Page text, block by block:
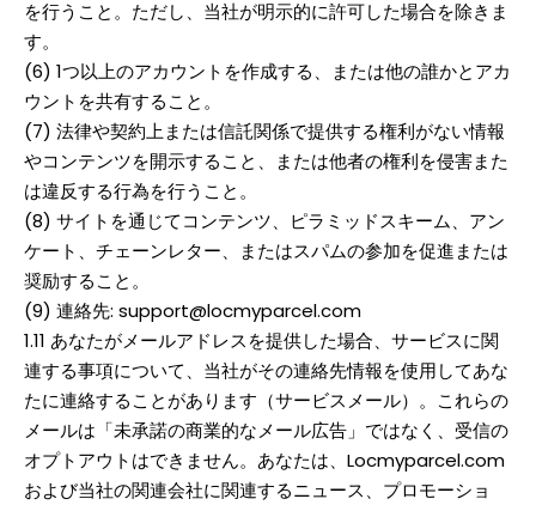
を行うこと。ただし、当社が明示的に許可した場合を除きま
す。
(6) 1つ以上のアカウントを作成する、または他の誰かとアカ
ウントを共有すること。
(7) 法律や契約上または信託関係で提供する権利がない情報
やコンテンツを開示すること、または他者の権利を侵害また
は違反する行為を行うこと。
(8) サイトを通じてコンテンツ、ピラミッドスキーム、アン
ケート、チェーンレター、またはスパムの参加を促進または
奨励すること。
(9) 連絡先: support@locmyparcel.com
1.11 あなたがメールアドレスを提供した場合、サービスに関
連する事項について、当社がその連絡先情報を使用してあな
たに連絡することがあります（サービスメール）。これらの
メールは「未承諾の商業的なメール広告」ではなく、受信の
オプトアウトはできません。あなたは、Locmyparcel.com
および当社の関連会社に関連するニュース、プロモーショ